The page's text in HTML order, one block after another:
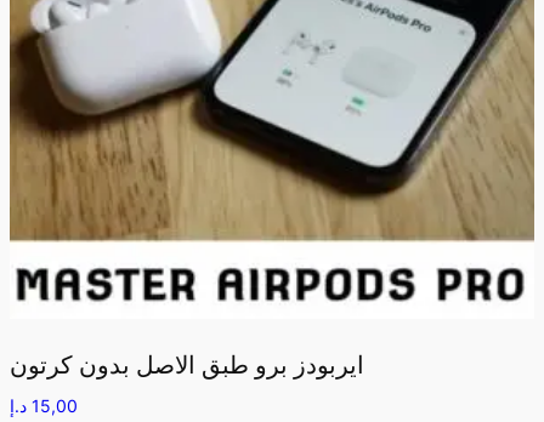
ايربودز برو طبق الاصل بدون كرتون
15,00 د.إ